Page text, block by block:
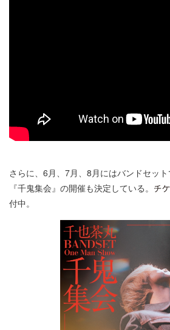
さらに、6月、7月、8月にはバンドセッ
『千鬼集会』の開催も決定している。
付中。